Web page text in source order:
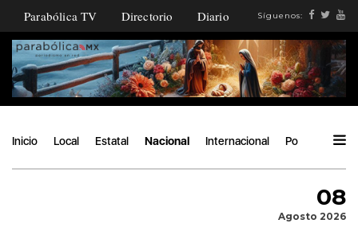
Parabólica TV Directorio Diario Síguenos:
Inicio Local Estatal Nacional Internacional Política
08
Agosto 2026